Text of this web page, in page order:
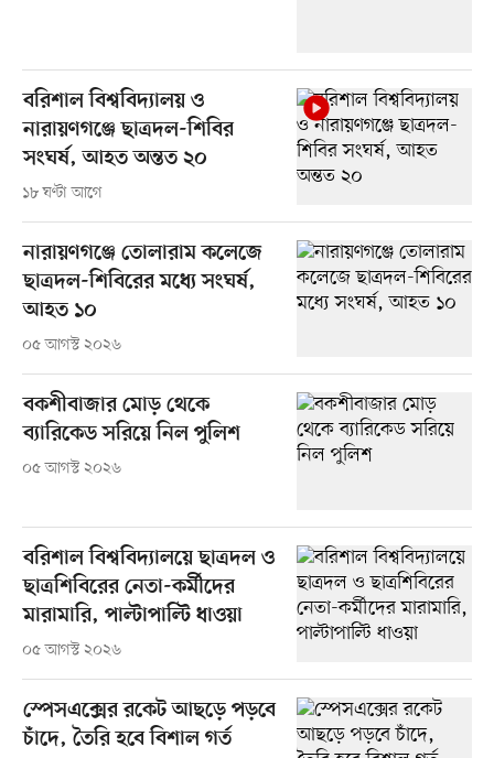
বরিশাল বিশ্ববিদ্যালয় ও
নারায়ণগঞ্জে ছাত্রদল-শিবির
সংঘর্ষ, আহত অন্তত ২০
১৮ ঘণ্টা আগে
নারায়ণগঞ্জে তোলারাম কলেজে
ছাত্রদল-শিবিরের মধ্যে সংঘর্ষ,
আহত ১০
০৫ আগস্ট ২০২৬
বকশীবাজার মোড় থেকে
ব্যারিকেড সরিয়ে নিল পুলিশ
০৫ আগস্ট ২০২৬
বরিশাল বিশ্ববিদ্যালয়ে ছাত্রদল ও
ছাত্রশিবিরের নেতা-কর্মীদের
মারামারি, পাল্টাপাল্টি ধাওয়া
০৫ আগস্ট ২০২৬
স্পেসএক্সের রকেট আছড়ে পড়বে
চাঁদে, তৈরি হবে বিশাল গর্ত